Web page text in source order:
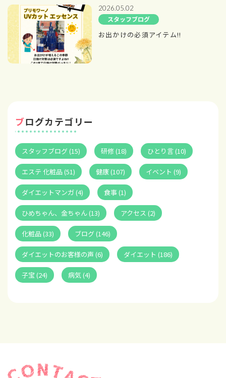
2026.05.02
スタッフブログ
お出かけの必須アイテム!!
ブログカテゴリー
スタッフブログ (15) 研修 (18) ひとり言 (10)
エステ 化粧品 (51) 健康 (107) イベント (9)
ダイエットマンガ (4) 食事 (1)
ひめちゃん、金ちゃん (13) アクセス (2)
化粧品 (33) ブログ (146)
ダイエットのお客様の声 (6) ダイエット (186)
子宝 (24) 病気 (4)